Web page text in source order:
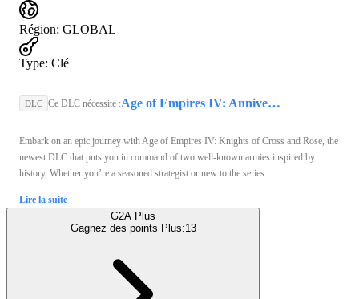
Région: GLOBAL
Type: Clé
DLC Ce DLC nécessite : Age of Empires IV: Anniversary Edition (PC) - Steam Key - GLOBAL
Embark on an epic journey with Age of Empires IV: Knights of Cross and Rose, the
newest DLC that puts you in command of two well-known armies inspired by
history. Whether you’re a seasoned strategist or new to the series ...
Lire la suite
G2A Plus
Gagnez des points Plus:13